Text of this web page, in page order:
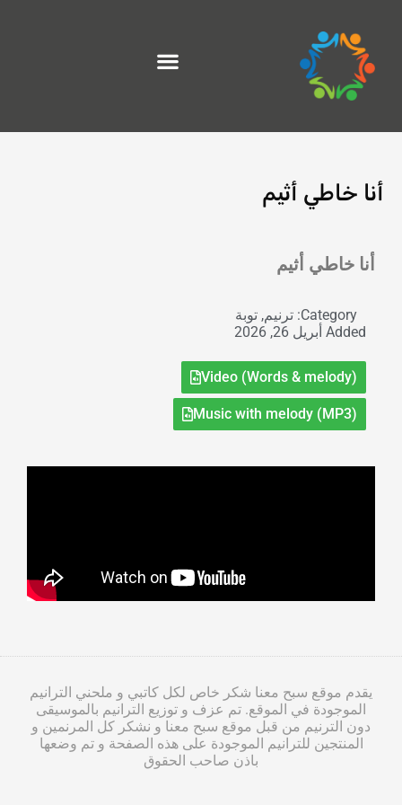
المحتوى
أنا خاطي أثيم
أنا خاطي أثيم
Category: ترنيم, توبة
Added أبريل 26, 2026
Video (Words & melody)
Music with melody (MP3)
يقدم موقع سبح معنا شكر خاص لكل كاتبي و ملحني الترانيم
الموجودة في الموقع. تم عزف و توزيع الترانيم بالموسيقى
دون الترنيم من قبل موقع سبح معنا و نشكر كل المرنمين و
المنتجين للترانيم الموجودة على هذه الصفحة و تم وضعها
باذن صاحب الحقوق